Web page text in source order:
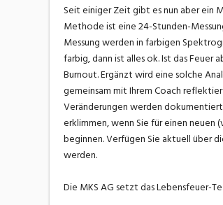
Seit einiger Zeit gibt es nun aber ein
Methode ist eine 24-Stunden-
Messung werden in farbigen
farbig, dann ist alles ok. Ist das Feuer
Burnout. Ergänzt wird eine solche
gemeinsam mit Ihrem Coach
Veränderungen werden
erklimmen, wenn Sie für einen neuen
beginnen. Verfügen Sie aktuell über
werden.
Die MKS AG setzt das Lebensfeuer-